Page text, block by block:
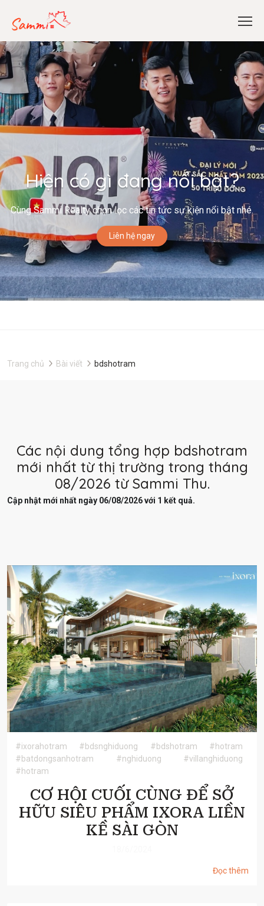
Hiện có gì đang nổi bật?
Cùng Sammi Realty chọn lọc các tin tức sự kiện nổi bật nhé.
Liên hệ ngay
Trang chủ Bài viết bdshotram
Các nội dung tổng hợp bdshotram
mới nhất từ thị trường trong tháng
08/2026 từ Sammi Thu.
Cập nhật mới nhất ngày 06/08/2026 với 1 kết quả.
#ixorahotram #bdsnghiduong #bdshotram
#hotram
#batdongsanhotram
#nghiduong
#villanghiduong
#hotram
CƠ HỘI CUỐI CÙNG ĐỂ SỞ
HỮU SIÊU PHẨM IXORA LIỀN
KỀ SÀI GÒN
Đọc thêm